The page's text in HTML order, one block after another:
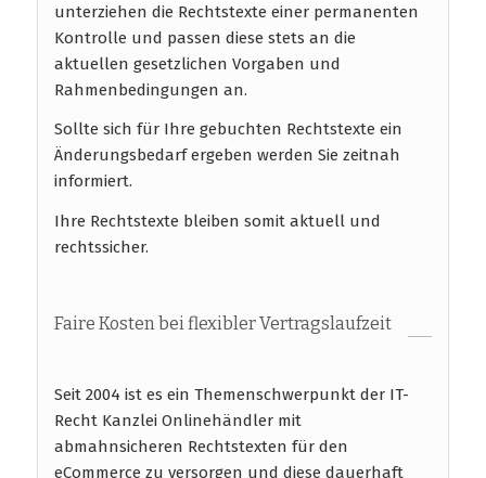
unterziehen die Rechtstexte einer permanenten
Kontrolle und passen diese stets an die
aktuellen gesetzlichen Vorgaben und
Rahmenbedingungen an.
Sollte sich für Ihre gebuchten Rechtstexte ein
Änderungsbedarf ergeben werden Sie zeitnah
informiert.
Ihre Rechtstexte bleiben somit aktuell und
rechtssicher.
Faire Kosten bei flexibler Vertragslaufzeit
Seit 2004 ist es ein Themenschwerpunkt der IT-
Recht Kanzlei Onlinehändler mit
abmahnsicheren Rechtstexten für den
eCommerce zu versorgen und diese dauerhaft